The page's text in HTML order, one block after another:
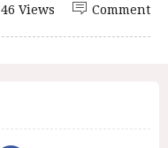
Comment
46 Views